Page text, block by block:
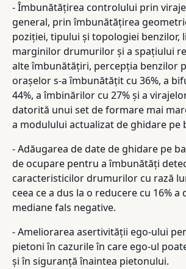
- Îmbunătățirea controlului prin
general, prin îmbunătățirea
poziției, tipului și topologiei benzilor,
marginilor drumurilor și a spațiului
alte îmbunătățiri, percepția benzilor
orașelor s-a îmbunătățit cu 36%, a
44%, a îmbinărilor cu 27% și a
datorită unui set de formare mai
a modulului actualizat de ghidare pe
- Adăugarea de date de ghidare pe
de ocupare pentru a îmbunătăți
caracteristicilor drumurilor cu rază
ceea ce a dus la o reducere cu 16%
mediane fals negative.
- Ameliorarea asertivității ego-ului
pietoni în cazurile în care ego-ul
și în siguranță înaintea pietonului.